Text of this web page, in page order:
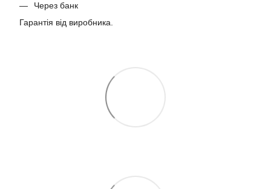
Через банк
Гарантія від виробника.